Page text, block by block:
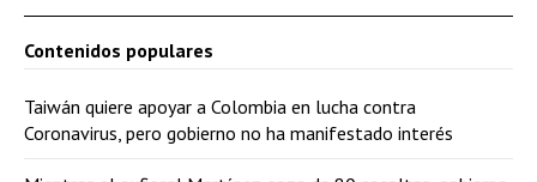
Contenidos populares
Taiwán quiere apoyar a Colombia en lucha contra
Coronavirus, pero gobierno no ha manifestado interés